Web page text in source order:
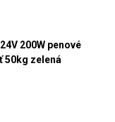
200W penové
50kg zelená